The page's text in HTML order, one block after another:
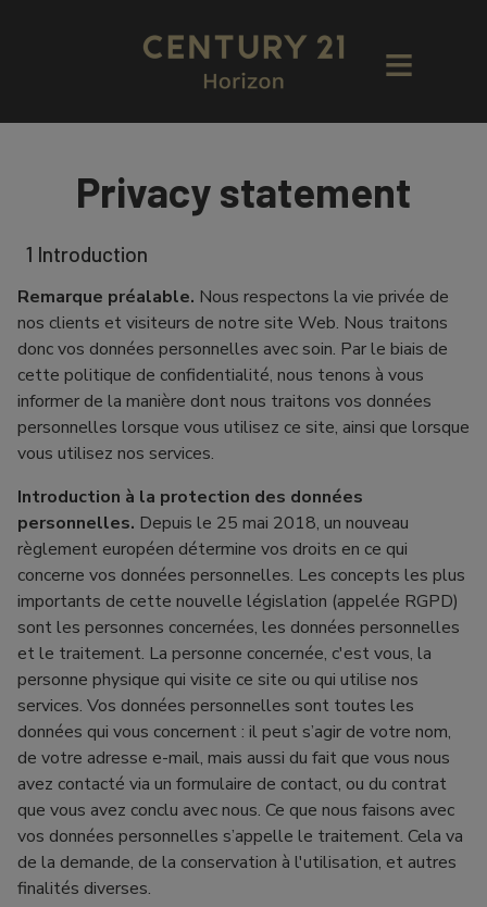
Privacy statement
1 Introduction
Remarque préalable. Nous respectons la vie privée de
nos clients et visiteurs de notre site Web. Nous traitons
donc vos données personnelles avec soin. Par le biais de
cette politique de confidentialité, nous tenons à vous
informer de la manière dont nous traitons vos données
personnelles lorsque vous utilisez ce site, ainsi que lorsque
vous utilisez nos services.
Introduction à la protection des données
personnelles. Depuis le 25 mai 2018, un nouveau
règlement européen détermine vos droits en ce qui
concerne vos données personnelles. Les concepts les plus
importants de cette nouvelle législation (appelée RGPD)
sont les personnes concernées, les données personnelles
et le traitement. La personne concernée, c'est vous, la
personne physique qui visite ce site ou qui utilise nos
services. Vos données personnelles sont toutes les
données qui vous concernent : il peut s’agir de votre nom,
de votre adresse e-mail, mais aussi du fait que vous nous
avez contacté via un formulaire de contact, ou du contrat
que vous avez conclu avec nous. Ce que nous faisons avec
vos données personnelles s’appelle le traitement. Cela va
de la demande, de la conservation à l'utilisation, et autres
finalités diverses.